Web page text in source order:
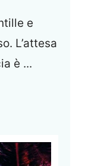
e
L’attesa
è ...